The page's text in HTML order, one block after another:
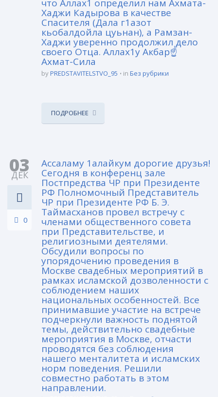
что Аллах1 определил нам Ахмата-
Хаджи Кадырова в качестве
Спасителя (Дала г1азот
кьобалдойла цуьнан), а Рамзан-
Хаджи уверенно продолжил дело
своего Отца. Аллах1у Акбар☝
Ахмат-Сила
byPREDSTAVITELSTVO_95 in Без рубрики
ПОДРОБНЕЕ
03
ДЕК
0
Ассаламу 1алайкум дорогие друзья!
Сегодня в конференц зале
Постпредства ЧР при Президенте
РФ Полномочный Представитель
ЧР при Президенте РФ Б. Э.
Таймасханов провел встречу с
членами общественного совета
при Представительстве, и
религиозными деятелями.
Обсудили вопросы по
упорядочению проведения в
Москве свадебных мероприятий в
рамках исламской дозволенности с
соблюдением наших
национальных особенностей. Все
принимавшие участие на встрече
подчеркнули важность поднятой
темы, действительно свадебные
мероприятия в Москве, отчасти
проводятся без соблюдения
нашего менталитета и исламских
норм поведения. Решили
совместно работать в этом
направлении.